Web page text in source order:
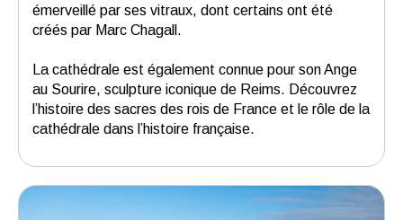
émerveillé par ses vitraux, dont certains ont été
créés par Marc Chagall.
La cathédrale est également connue pour son Ange
au Sourire, sculpture iconique de Reims. Découvrez
l’histoire des sacres des rois de France et le rôle de la
cathédrale dans l’histoire française.